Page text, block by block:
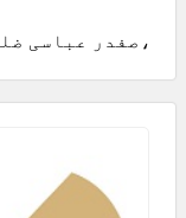
،صفدر عباسی